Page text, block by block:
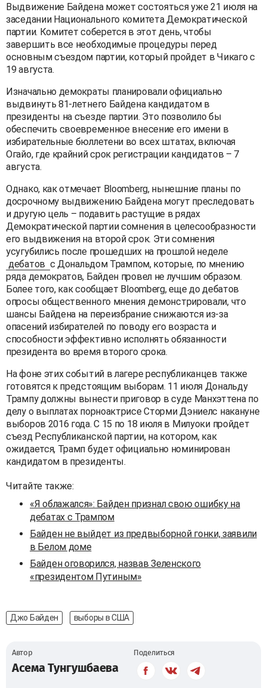
Выдвижение Байдена может состояться уже 21 июля на
заседании Национального комитета Демократической
партии. Комитет соберется в этот день, чтобы
завершить все необходимые процедуры перед
основным съездом партии, который пройдет в Чикаго с
19 августа.
Изначально демократы планировали официально
выдвинуть 81-летнего Байдена кандидатом в
президенты на съезде партии. Это позволило бы
обеспечить своевременное внесение его имени в
избирательные бюллетени во всех штатах, включая
Огайо, где крайний срок регистрации кандидатов – 7
августа.
Однако, как отмечает Bloomberg, нынешние планы по
досрочному выдвижению Байдена могут преследовать
и другую цель – подавить растущие в рядах
Демократической партии сомнения в целесообразности
его выдвижения на второй срок. Эти сомнения
усугубились после прошедших на прошлой неделе
дебатов с Дональдом Трампом, которые, по мнению
ряда демократов, Байден провел не лучшим образом.
Более того, как сообщает Bloomberg, еще до дебатов
опросы общественного мнения демонстрировали, что
шансы Байдена на переизбрание снижаются из-за
опасений избирателей по поводу его возраста и
способности эффективно исполнять обязанности
президента во время второго срока.
На фоне этих событий в лагере республиканцев также
готовятся к предстоящим выборам. 11 июля Дональду
Трампу должны вынести приговор в суде Манхэттена по
делу о выплатах порноактрисе Сторми Дэниелс накануне
выборов 2016 года. С 15 по 18 июля в Милуоки пройдет
съезд Республиканской партии, на котором, как
ожидается, Трамп будет официально номинирован
кандидатом в президенты.
Читайте также:
«Я облажался»: Байден признал свою ошибку на
дебатах с Трампом
Байден не выйдет из предвыборной гонки, заявили
в Белом доме
Байден оговорился, назвав Зеленского
«президентом Путиным»
Джо Байден выборы в США
Автор
Асема Тунгушбаева
Поделиться